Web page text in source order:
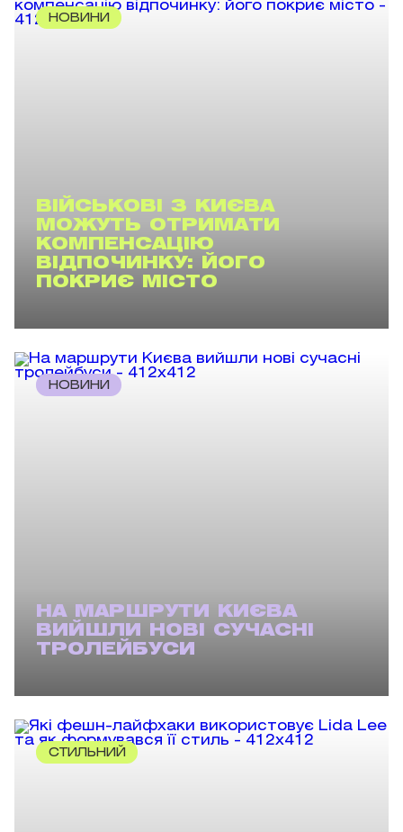
НОВИНИ
ВІЙСЬКОВІ З КИЄВА
МОЖУТЬ ОТРИМАТИ
КОМПЕНСАЦІЮ
ВІДПОЧИНКУ: ЙОГО
ПОКРИЄ МІСТО
НОВИНИ
НА МАРШРУТИ КИЄВА
ВИЙШЛИ НОВІ СУЧАСНІ
ТРОЛЕЙБУСИ
СТИЛЬНИЙ